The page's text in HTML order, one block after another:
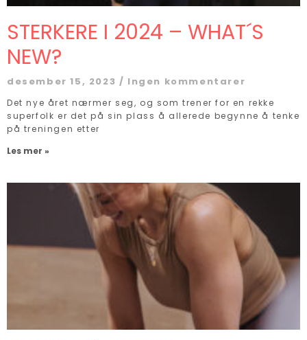
STERKERE I 2024 – WHAT´S
NEW?
desember 15, 2023 Ingen kommentarer
Det nye året nærmer seg, og som trener for en rekke
superfolk er det på sin plass å allerede begynne å tenke
på treningen etter
Les mer »